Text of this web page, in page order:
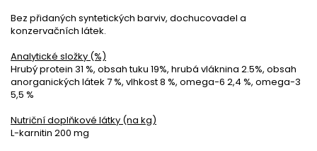
Bez přidaných syntetických barviv, dochucovadel a
konzervačních látek.
Analytické složky (%)
Hrubý protein 31 %, obsah tuku 19%, hrubá vláknina 2.5%, obsah
anorganických látek 7 %, vlhkost 8 %, omega-6 2,4 %, omega-3
5,5 %
Nutriční doplňkové látky (na kg)
L-karnitin 200 mg